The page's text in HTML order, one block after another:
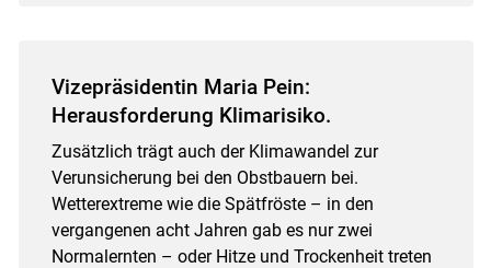
Vizepräsidentin Maria Pein:
Herausforderung Klimarisiko.
Zusätzlich trägt auch der Klimawandel zur
Verunsicherung bei den Obstbauern bei.
Wetterextreme wie die Spätfröste – in den
vergangenen acht Jahren gab es nur zwei
Normalernten – oder Hitze und Trockenheit treten